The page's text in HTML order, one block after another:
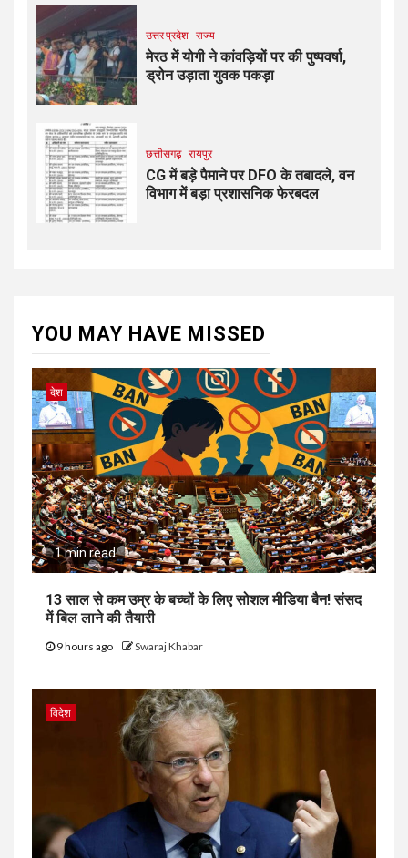
उत्तर प्रदेश राज्य
मेरठ में योगी ने कांवड़ियों पर की पुष्पवर्षा,
ड्रोन उड़ाता युवक पकड़ा
छत्तीसगढ़ रायपुर
CG में बड़े पैमाने पर DFO के तबादले, वन
विभाग में बड़ा प्रशासनिक फेरबदल
YOU MAY HAVE MISSED
देश
1 min read
13 साल से कम उम्र के बच्चों के लिए सोशल मीडिया बैन! संसद
में बिल लाने की तैयारी
9 hours ago Swaraj Khabar
विदेश